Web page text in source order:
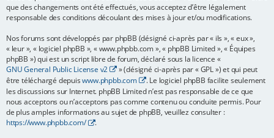
que des changements ont été effectués, vous acceptez d’être légalement
responsable des conditions découlant des mises à jour et/ou modifications.
Nos forums sont développés par phpBB (désigné ci-après par « ils », « eux »,
« leur », « logiciel phpBB », « www.phpbb.com », « phpBB Limited », « Équipes
phpBB ») qui est un script libre de forum, déclaré sous la licence «
GNU General Public License v2
» (désigné ci-après par « GPL ») et qui peut
être téléchargé depuiswww.phpbb.com
. Le logiciel phpBB facilite seulement
les discussions sur Internet. phpBB Limited n’est pas responsable de ce que
nous acceptons ou n’acceptons pas comme contenu ou conduite permis. Pour
de plus amples informations au sujet de phpBB, veuillez consulter :
https://www.phpbb.com/
.